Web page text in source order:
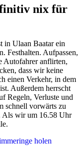
nix für
in Ulaan Baatar ein
Festhalten. Aufpassen,
Autofahrer anflirten,
dass wir keine
einen Verkehr, in dem
Außerdem herrscht
Regeln, Verluste und
schnell vorwärts zu
Als wir um 16.58 Uhr